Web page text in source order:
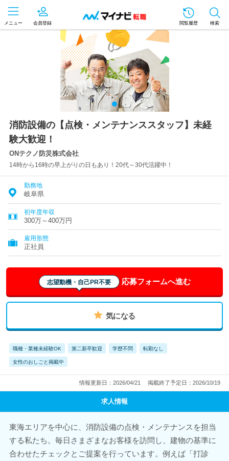
メニュー 会員登録 閲覧履歴 検索
消防設備の【点検・メンテナンススタッフ】未経
験大歓迎！
ONテクノ防災株式会社
14時から16時の早上がりの日もあり！20代～30代活躍中！
勤務地
岐阜県
初年度年収
300万～400万円
雇用形態
正社員
志望動機・自己PR不要 応募フォームへ進む
気になる
職種・業種未経験OK 第二新卒歓迎 学歴不問 転勤なし
女性のおしごと掲載中
情報更新日：2026/04/21 掲載終了予定日：2026/10/19
求人情報
東海エリアを中心に、消防設備の点検・メンテナンスを担当
する私たち。毎日さまざまなお客様を訪問し、建物の基準に
合わせたチェックとご提案を行っています。例えば「打診